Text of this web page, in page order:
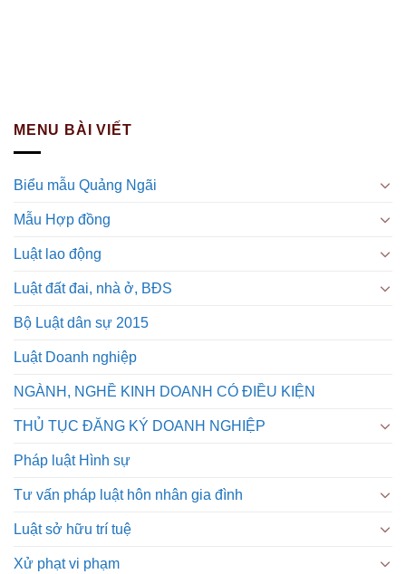
MENU BÀI VIẾT
Biểu mẫu Quảng Ngãi
Mẫu Hợp đồng
Luật lao động
Luật đất đai, nhà ở, BĐS
Bộ Luật dân sự 2015
Luật Doanh nghiệp
NGÀNH, NGHỀ KINH DOANH CÓ ĐIỀU KIỆN
THỦ TỤC ĐĂNG KÝ DOANH NGHIỆP
Pháp luật Hình sự
Tư vấn pháp luật hôn nhân gia đình
Luật sở hữu trí tuệ
Xử phạt vi phạm